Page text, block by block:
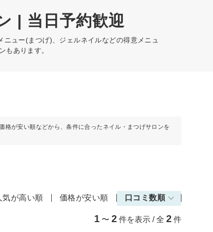
| 当日予約歓迎
ュー(まつげ)、ジェルネイルなどの得意メニュ
もあります。
格が安い順などから、条件に合ったネイル・まつげサロンを
気が高い順 価格が安い順 口コミ数順
1 〜 2 件を表示 / 全 2 件